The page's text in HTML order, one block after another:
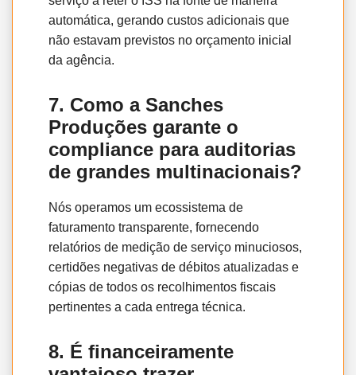
automática, gerando custos adicionais que
não estavam previstos no orçamento inicial
da agência.
7. Como a Sanches
Produções garante o
compliance para auditorias
de grandes multinacionais?
Nós operamos um ecossistema de
faturamento transparente, fornecendo
relatórios de medição de serviço minuciosos,
certidões negativas de débitos atualizadas e
cópias de todos os recolhimentos fiscais
pertinentes a cada entrega técnica.
8. É financeiramente